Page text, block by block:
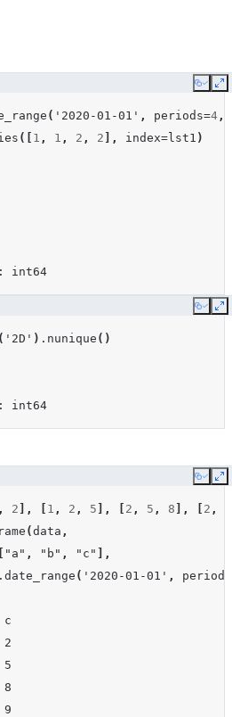
Copy
( '2020-01-01' , periods=4 ,
([ 1 , 1 , 2 , 2 ], index=lst1 )
int64
Copy
( '2D' ) . nunique ()
int64
Copy
, 2 ], 1 , 2 , 5 ], 2 , 5 , 8 ], 2 ,
(data ,
"a" , "b" , "c"
],
. date_range ( '2020-01-01' ,
periods
c